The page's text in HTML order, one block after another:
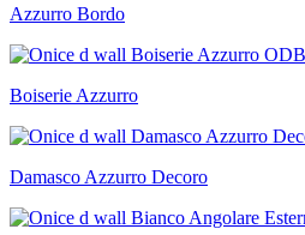
Azzurro Bordo
Boiserie Azzurro
Damasco Azzurro Decoro